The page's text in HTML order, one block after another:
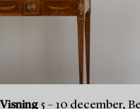
Visning 5 – 10 december,